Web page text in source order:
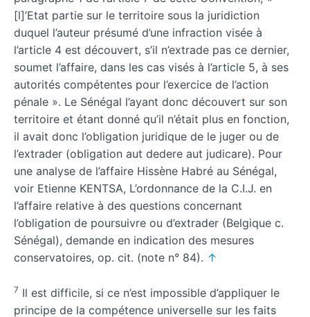
[l]’Etat partie sur le territoire sous la juridiction
duquel l’auteur présumé d’une infraction visée à
l’article 4 est découvert, s’il n’extrade pas ce dernier,
soumet l’affaire, dans les cas visés à l’article 5, à ses
autorités compétentes pour l’exercice de l’action
pénale ». Le Sénégal l’ayant donc découvert sur son
territoire et étant donné qu’il n’était plus en fonction,
il avait donc l’obligation juridique de le juger ou de
l’extrader (obligation aut dedere aut judicare). Pour
une analyse de l’affaire Hissène Habré au Sénégal,
voir Etienne KENTSA, L’ordonnance de la C.I.J. en
l’affaire relative à des questions concernant
l’obligation de poursuivre ou d’extrader (Belgique c.
Sénégal), demande en indication des mesures
conservatoires, op. cit. (note n° 84). ↑
7 Il est difficile, si ce n’est impossible d’appliquer le
principe de la compétence universelle sur les faits